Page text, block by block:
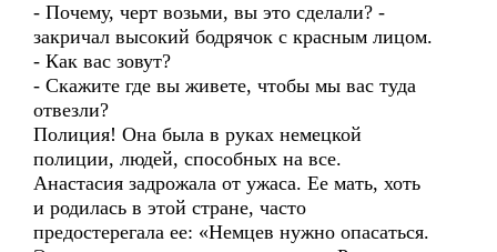
- Почему, черт возьми, вы это сделали? -
закричал высокий бодрячок с красным лицом.
- Как вас зовут?
- Скажите где вы живете, чтобы мы вас туда
отвезли?
Полиция! Она была в руках немецкой
полиции, людей, способных на все.
Анастасия задрожала от ужаса. Ее мать, хоть
и родилась в этой стране, часто
предостерегала ее: «Немцев нужно опасаться.